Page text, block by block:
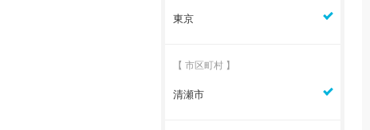
東京
【 市区町村 】
清瀬市